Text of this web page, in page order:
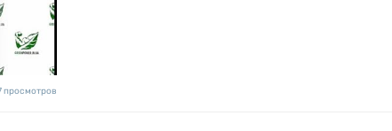
просмотров